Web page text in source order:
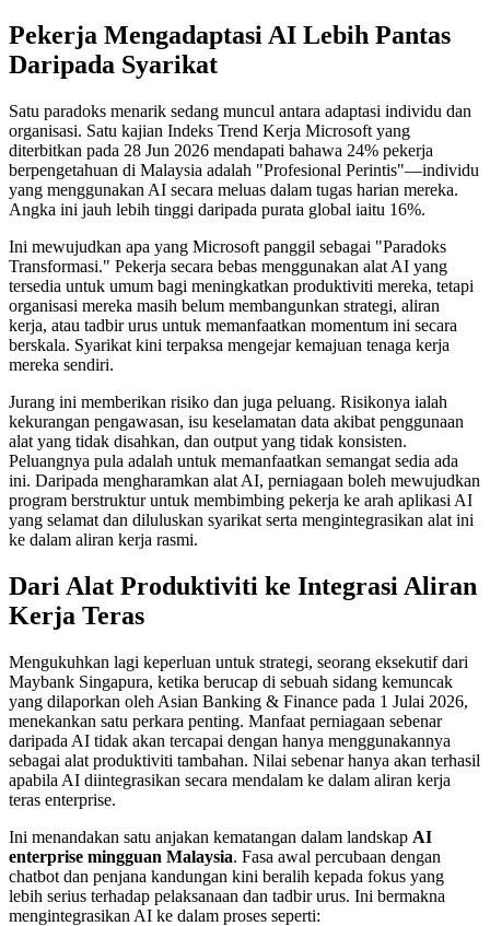
Pekerja Mengadaptasi AI Lebih Pantas
Daripada Syarikat
Satu paradoks menarik sedang muncul antara adaptasi individu dan
organisasi. Satu kajian Indeks Trend Kerja Microsoft yang
diterbitkan pada 28 Jun 2026 mendapati bahawa 24% pekerja
berpengetahuan di Malaysia adalah "Profesional Perintis"—individu
yang menggunakan AI secara meluas dalam tugas harian mereka.
Angka ini jauh lebih tinggi daripada purata global iaitu 16%.
Ini mewujudkan apa yang Microsoft panggil sebagai "Paradoks
Transformasi." Pekerja secara bebas menggunakan alat AI yang
tersedia untuk umum bagi meningkatkan produktiviti mereka, tetapi
organisasi mereka masih belum membangunkan strategi, aliran
kerja, atau tadbir urus untuk memanfaatkan momentum ini secara
berskala. Syarikat kini terpaksa mengejar kemajuan tenaga kerja
mereka sendiri.
Jurang ini memberikan risiko dan juga peluang. Risikonya ialah
kekurangan pengawasan, isu keselamatan data akibat penggunaan
alat yang tidak disahkan, dan output yang tidak konsisten.
Peluangnya pula adalah untuk memanfaatkan semangat sedia ada
ini. Daripada mengharamkan alat AI, perniagaan boleh mewujudkan
program berstruktur untuk membimbing pekerja ke arah aplikasi AI
yang selamat dan diluluskan syarikat serta mengintegrasikan alat ini
ke dalam aliran kerja rasmi.
Dari Alat Produktiviti ke Integrasi Aliran
Kerja Teras
Mengukuhkan lagi keperluan untuk strategi, seorang eksekutif dari
Maybank Singapura, ketika berucap di sebuah sidang kemuncak
yang dilaporkan oleh Asian Banking & Finance pada 1 Julai 2026,
menekankan satu perkara penting. Manfaat perniagaan sebenar
daripada AI tidak akan tercapai dengan hanya menggunakannya
sebagai alat produktiviti tambahan. Nilai sebenar hanya akan terhasil
apabila AI diintegrasikan secara mendalam ke dalam aliran kerja
teras enterprise.
Ini menandakan satu anjakan kematangan dalam landskap AI
enterprise mingguan Malaysia. Fasa awal percubaan dengan
chatbot dan penjana kandungan kini beralih kepada fokus yang
lebih serius terhadap pelaksanaan dan tadbir urus. Ini bermakna
mengintegrasikan AI ke dalam proses seperti: